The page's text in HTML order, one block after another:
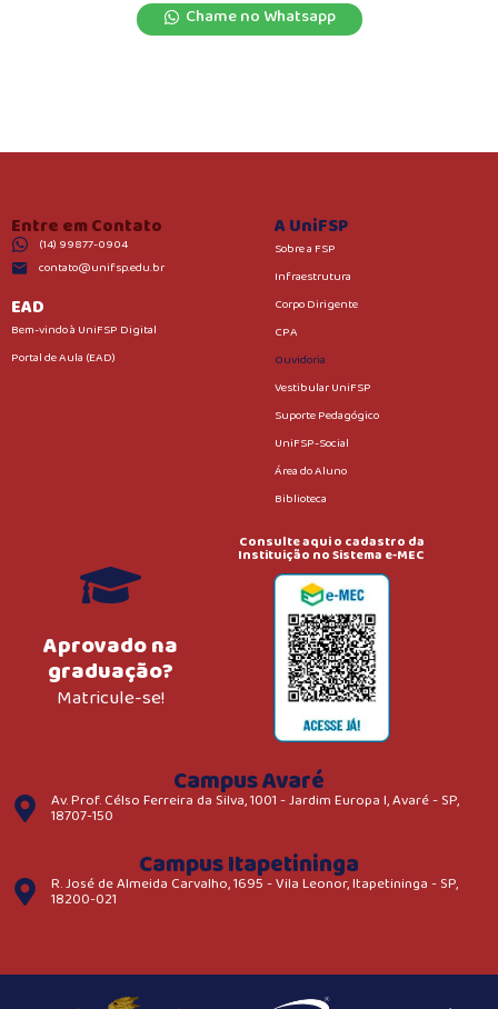
Chame no Whatsapp
Entre em Contato
(14) 99877-0904
contato@unifsp.edu.br
EAD
Bem-vindo à UniFSP Digital
Portal de Aula (EAD)
A UniFSP
Sobre a FSP
Infraestrutura
Corpo Dirigente
CPA
Ouvidoria
Vestibular UniFSP
Suporte Pedagógico
UniFSP-Social
Área do Aluno
Biblioteca
Aprovado na
graduação?
Matricule-se!
Consulte aqui o cadastro da
Instituição no Sistema e-MEC
Campus Avaré
Av. Prof. Célso Ferreira da Silva, 1001 - Jardim Europa I, Avaré - SP,
18707-150
Campus Itapetininga
R. José de Almeida Carvalho, 1695 - Vila Leonor, Itapetininga - SP,
18200-021